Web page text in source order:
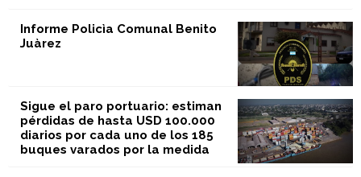
Informe Policìa Comunal Benito
Juàrez
Sigue el paro portuario: estiman
pérdidas de hasta USD 100.000
diarios por cada uno de los 185
buques varados por la medida